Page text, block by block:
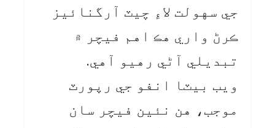
جي سهولت لاءِ چيٽ آرگنائيز
ڪرڻ واري هڪ اهم فيچر ۾
تبديلي آڻي رهيو آهي.
ويب بيٽا انفو جي رپورٽ
موجب، هن نئين فيچر سان